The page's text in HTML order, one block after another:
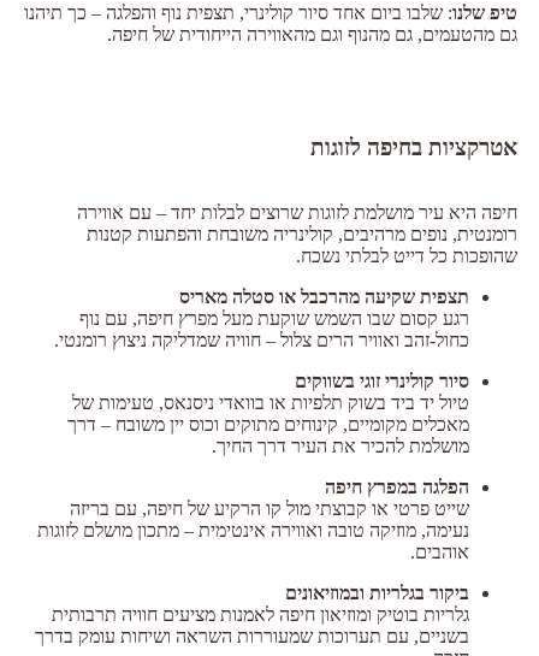
טיפ שלנו: שלבו ביום אחד סיור קולינרי, תצפית נוף והפלגה – כך תיהנו
גם מהטעמים, גם מהנוף וגם מהאווירה הייחודית של חיפה.
אטרקציות בחיפה לזוגות
חיפה היא עיר מושלמת לזוגות שרוצים לבלות יחד – עם אווירה
רומנטית, נופים מרהיבים, קולינריה משובחת והפתעות קטנות
שהופכות כל דייט לבלתי נשכח.
תצפית שקיעה מהרכבל או סטלה מאריס
רגע קסום שבו השמש שוקעת מעל מפרץ חיפה, עם נוף
כחול-זהב ואוויר הרים צלול – חוויה שמדליקה ניצוץ רומנטי.
סיור קולינרי זוגי בשווקים
טיול יד ביד בשוק תלפיות או בוואדי ניסנאס, טעימות של
מאכלים מקומיים, קינוחים מתוקים וכוס יין משובח – דרך
מושלמת להכיר את העיר דרך החיך.
הפלגה במפרץ חיפה
שייט פרטי או קבוצתי מול קו הרקיע של חיפה, עם בריזה
נעימה, מוזיקה טובה ואווירה אינטימית – מתכון מושלם לזוגות
אוהבים.
ביקור בגלריות ובמוזיאונים
גלריות בוטיק ומוזיאון חיפה לאמנות מציעים חוויה תרבותית
בשניים, עם תערוכות שמעוררות השראה ושיחות עומק בדרך